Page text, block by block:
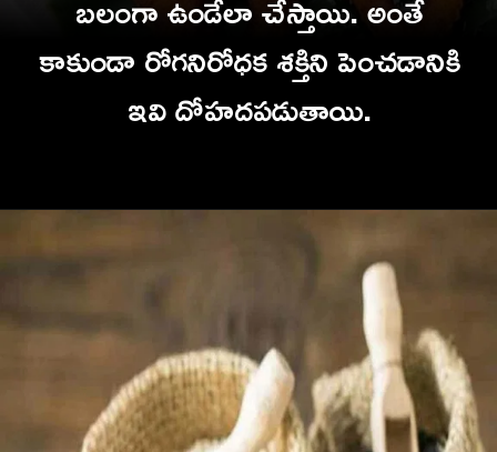
కాకుండా రోగనిరోధక శక్తిని పెంచడానికి
ఇవి దోహదపడుతాయి.